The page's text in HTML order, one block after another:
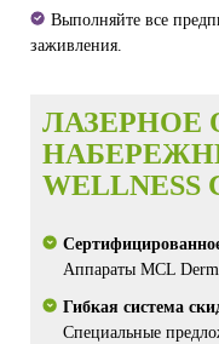
Выполняйте все
заживления.
WELLNESS
Аппараты MCL
Гибкая система
Специальные